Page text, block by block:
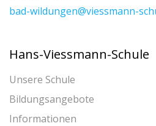
bad-wildungen@viessmann-
Hans-Viessmann-Schule
Unsere Schule
Bildungsangebote
Informationen